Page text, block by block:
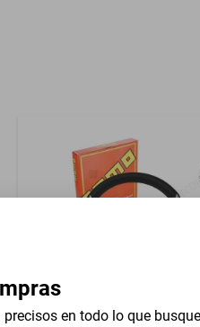
en todo lo que